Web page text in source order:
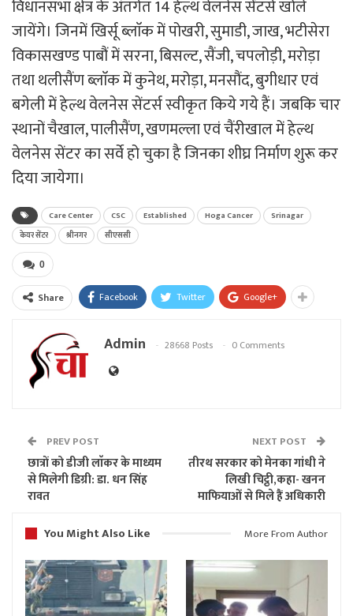
विधानसभा क्षेत्र के अंतर्गत 14 हेल्थ वेलनेस सेंटर्स खोले
जायेंगे। जिनमें खिर्सू ब्लाॅक में पोखरी, सुमाडी, जाख, भटीसेरा
विकासखण्ड पाबौं में सरना, बिसल्ट, सैंजी, चपलोड़ी, मरोड़ा
तथा थलीसैंण ब्लाॅक में कुनेथ, मरोड़ा, मनसौंद, बुगीधार एवं
बगेली में हेल्थ वेलनेस सेंटर्स स्वीकृत किये गये हैं। जबकि चार
स्थानों चैखाल, पालीसैंण, खणमल्ला एवं चैंरीखाल में हेल्थ
वेलनेस सेंटर का सर्वे हो चुका है जिनका शीघ्र निर्माण शुरू कर
दिया जायेगा।
Care Center CSC Established Hoga Cancer
Srinagar
केयर सेंटर
श्रीनगर सीएससी
0
Share Facebook Twitter Google+
Admin 28668 Posts 0 Comments
PREV POST
छात्रों को डीजी लाॅकर के माध्यम
से मिलेगी डिग्री: डा. धन सिंह
रावत
NEXT POST
तीरथ सरकार को मेनका गांधी ने
लिखी चिट्ठी,कहा- खनन
माफियाओं से मिले हैं अधिकारी
You Might Also Like
More From Author